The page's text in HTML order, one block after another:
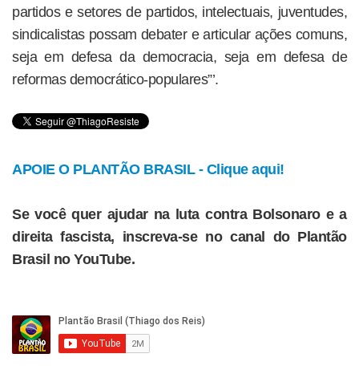
partidos e setores de partidos, intelectuais, juventudes,
sindicalistas possam debater e articular ações comuns,
seja em defesa da democracia, seja em defesa de
reformas democrático-populares”’.
APOIE O PLANTÃO BRASIL - Clique aqui!
Se você quer ajudar na luta contra Bolsonaro e a
direita fascista, inscreva-se no canal do Plantão
Brasil no YouTube.